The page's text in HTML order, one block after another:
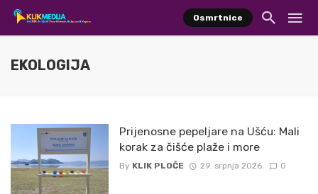
Osmrtnice
EKOLOGIJA
Prijenosne pepeljare na Ušću: Mali
korak za čišće plaže i more
By KLIK PLOČE 29. srpnja 2026. 0